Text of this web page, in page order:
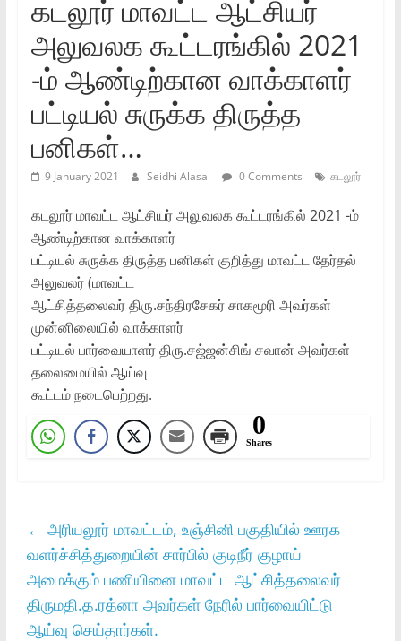
கடலூர்‌ மாவட்ட ஆட்சியர்‌
அலுவலக கூட்டரங்கில்‌ 2021
-ம்‌ ஆண்டிற்கான வாக்காளர்‌
பட்டியல்‌ சுருக்க திருத்த
பனிகள்‌…
9 January 2021 Seidhi Alasal 0 Comments கடலூர்
கடலூர்‌ மாவட்ட ஆட்சியர்‌ அலுவலக கூட்டரங்கில்‌ 2021 -ம்‌
ஆண்டிற்கான வாக்காளர்‌
பட்டியல்‌ சுருக்க திருத்த பனிகள்‌ குறித்து மாவட்ட தேர்தல்‌
அலுவலர்‌ (மாவட்ட
ஆட்சித்தலைவர்‌ திரு.சந்திரசேகர்‌ சாகமூரி அவர்கள்‌
முன்னிலையில்‌ வாக்காளர்‌
பட்டியல்‌ பார்வையாளர்‌ திரு.சஜ்ஜன்சிங்‌ சவான்‌ அவர்கள்‌
தலைமையில்‌ ஆய்வு
கூட்டம்‌ நடைபெற்றது.
0
Shares
← அரியலூர்‌ மாவட்டம்‌, உஞ்சினி பகுதியில்‌ ஊரக
வளர்ச்சித்துறையின்‌ சார்பில்‌ குடிநீர்‌ குழாய்‌
அமைக்கும்‌ பணியினை மாவட்ட ஆட்சித்தலைவர்‌
திருமதி.த.ரத்னா அவர்கள்‌ நேரில்‌ பார்வையிட்டு
ஆய்வு செய்தார்கள்‌.